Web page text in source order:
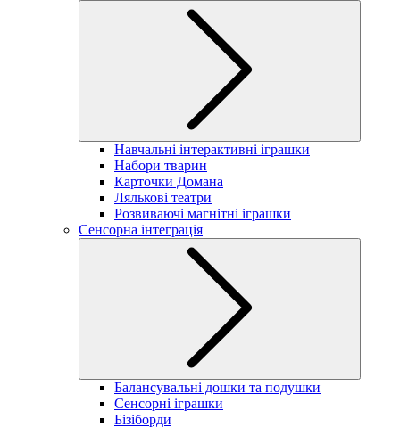
Навчальні інтерактивні іграшки
Набори тварин
Карточки Домана
Лялькові театри
Розвиваючі магнітні іграшки
Сенсорна інтеграція
Балансувальні дошки та подушки
Сенсорні іграшки
Бізіборди